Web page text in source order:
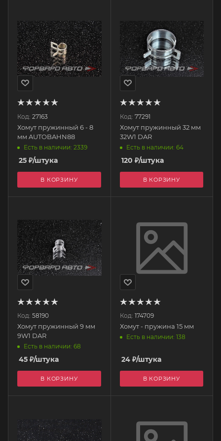
Код: 27163
Хомут пружинный 6 - 8
мм AUTOBAHN88
Есть в наличии: 2339
25 ₽/штука
В КОРЗИНУ
Код: 77291
Хомут пружинный 32 мм
32W1 DAR
Есть в наличии: 64
120 ₽/штука
В КОРЗИНУ
Код: 58190
Хомут пружинный 9 мм
9W1 DAR
Есть в наличии: 68
45 ₽/штука
В КОРЗИНУ
Код: 174709
Хомут - пружина 15 мм
Есть в наличии: 138
24₽/штука
В КОРЗИНУ